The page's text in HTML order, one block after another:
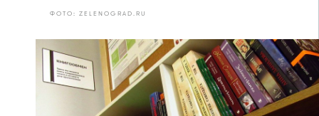
ФОТО: ZELENOGRAD.RU